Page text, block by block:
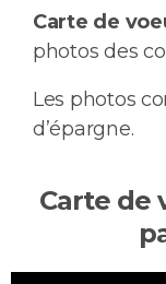
Carte de
photos des
Les photos
d’épargne.
Carte de